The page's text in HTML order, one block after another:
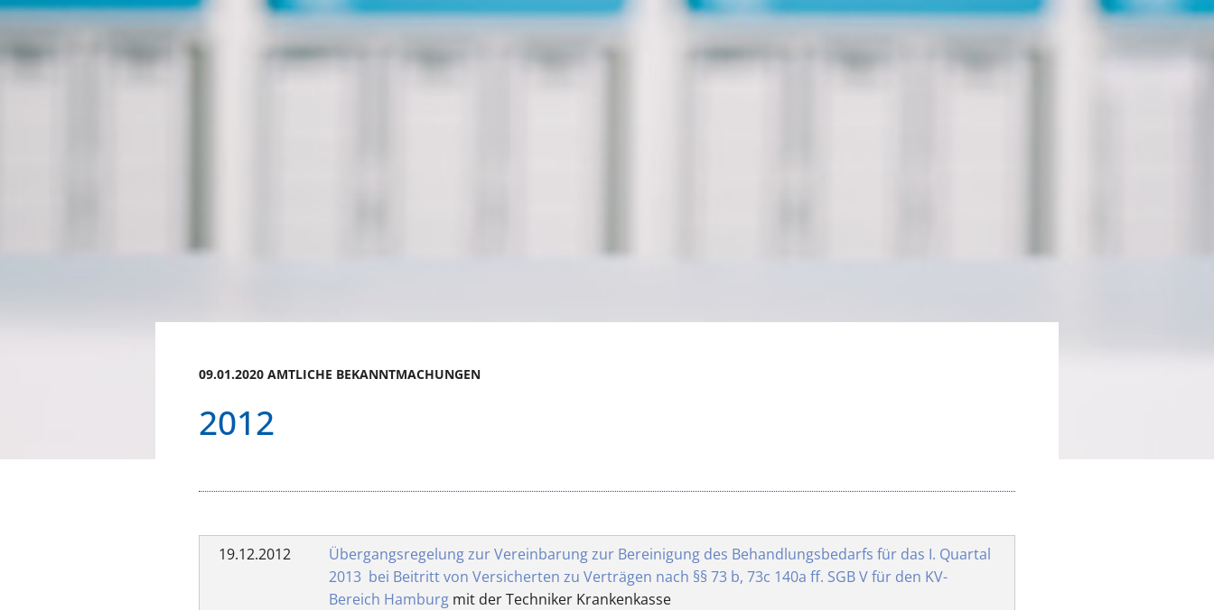
09.01.2020 AMTLICHE BEKANNTMACHUNGEN
2012
19.12.2012
Übergangsregelung zur Vereinbarung zur Bereinigung des Behandlungsbedarfs für das I. Quartal
2013 bei Beitritt von Versicherten zu Verträgen nach §§ 73 b, 73c 140a ff. SGB V für den KV-
Bereich Hamburgmit der Techniker Krankenkasse